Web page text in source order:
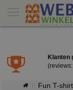
Klanten
Fun T-